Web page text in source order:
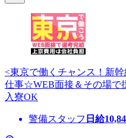
<東京で働くチャンス！新
仕事☆WEB面接＆その場で
入寮OK
警備スタッフ 日給